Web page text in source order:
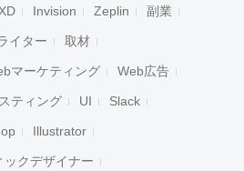
Invision Zeplin 副業
イター 取材
マーケティング Web広告
ティング UI Slack
Illustrator
ックデザイナー